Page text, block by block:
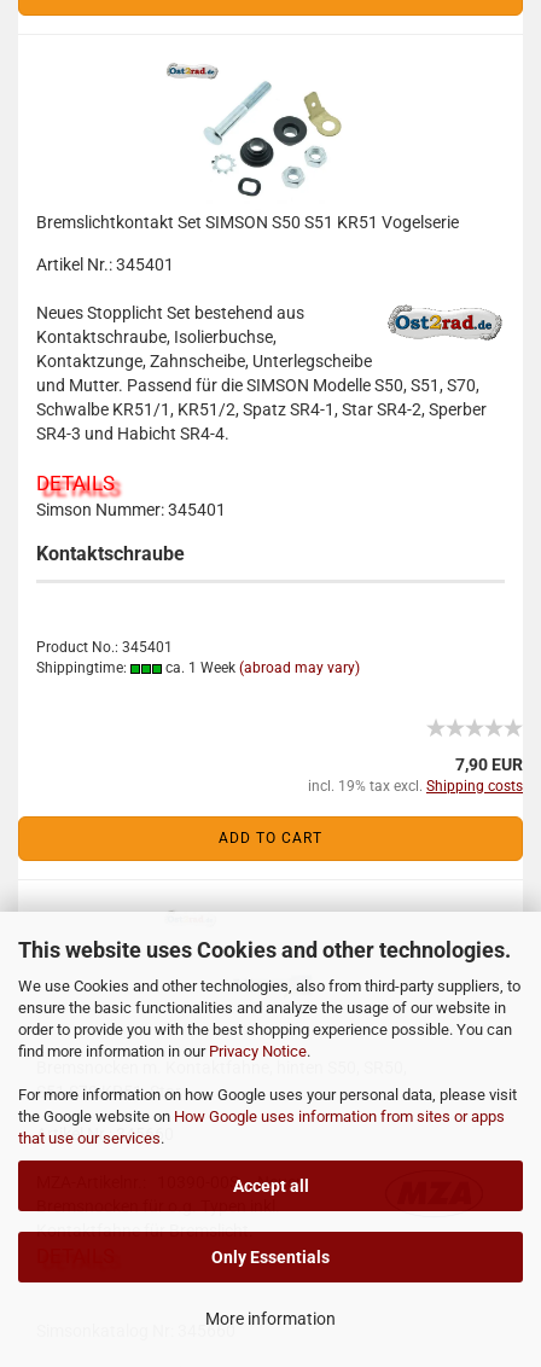
This website uses Cookies and other technologies.
We use Cookies and other technologies, also from third-party suppliers, to
ensure the basic functionalities and analyze the usage of our website in
order to provide you with the best shopping experience possible. You can
find more information in our Privacy Notice.
For more information on how Google uses your personal data, please visit
the Google website on How Google uses information from sites or apps
that use our services.
Accept all
Only Essentials
More information
Bremslichtkontakt Set SIMSON S50 S51 KR51 Vogelserie
Artikel Nr.: 345401
Neues Stopplicht Set bestehend aus
Kontaktschraube, Isolierbuchse,
Kontaktzunge, Zahnscheibe, Unterlegscheibe
und Mutter. Passend für die SIMSON Modelle S50, S51, S70,
Schwalbe KR51/1, KR51/2, Spatz SR4-1, Star SR4-2, Sperber
SR4-3 und Habicht SR4-4.
DETAILS
Simson Nummer: 345401
Kontaktschraube
Product No.: 345401
Shippingtime:
ca. 1 Week (abroad may vary)
7,90 EUR
incl. 19% tax excl. Shipping costs
ADD TO CART
S51,S70,KR51, Star
Artikel Nr.: 345660
MZA-Artikelnr.: 10390-00SNeuer
Kontaktfahne für Bremslicht.
Simsonkatalog Nr: 345660